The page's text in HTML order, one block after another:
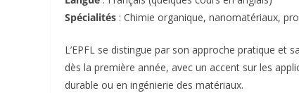
Spécialités : Chimie organique, nanomatériaux,
L’EPFL se distingue par son approche pratique
dès la première année, avec un accent sur les
durable ou en ingénierie des matériaux.